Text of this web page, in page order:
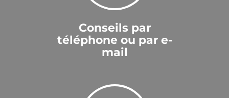
Conseils par
téléphone ou par e-
mail